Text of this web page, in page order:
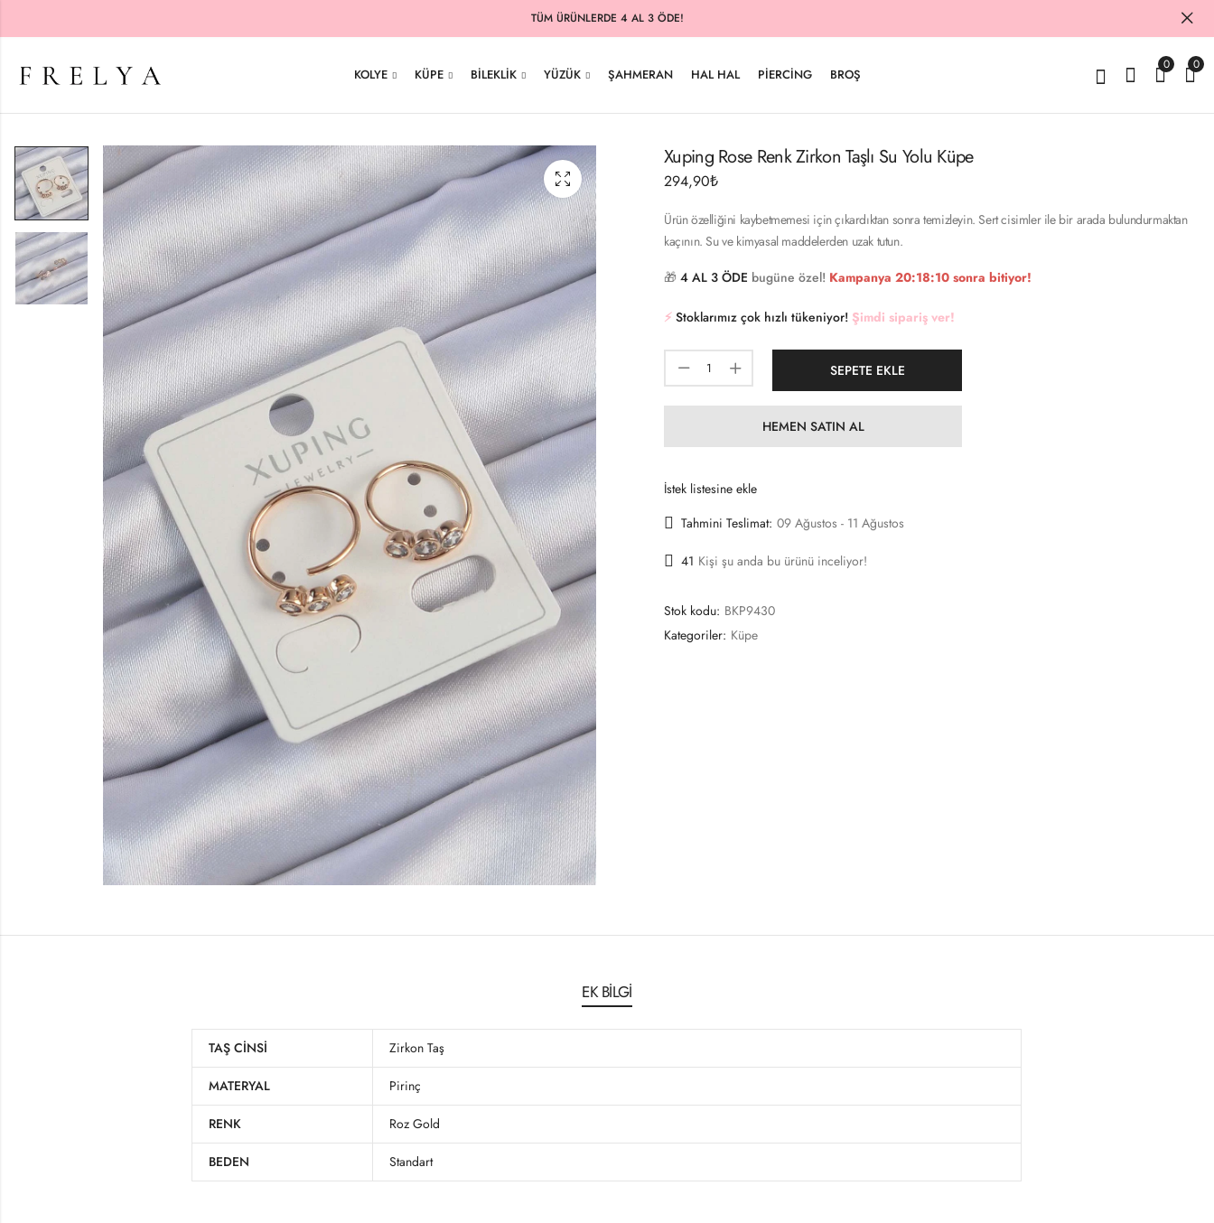
TÜM ÜRÜNLERDE 4 AL 3 ÖDE!
KOLYE KÜPE BILEKLIK YÜZÜK ŞAHMERAN HAL HAL PIERCING BROŞ
0 0
Xuping Rose Renk Zirkon Taşlı Su Yolu Küpe
294,90₺
Ürün özelliğini kaybetmemesi için çıkardıktan sonra temizleyin. Sert cisimler ile bir arada bulundurmaktan
kaçının. Su ve kimyasal maddelerden uzak tutun.
🎁 4 AL 3 ÖDE bugüne özel! Kampanya 20:18:09 sonra bitiyor!
⚡️ Stoklarımız çok hızlı tükeniyor! Şimdi sipariş ver!
SEPETE EKLE
HEMEN SATIN AL
İstek listesine ekle
Tahmini Teslimat: 09 Ağustos - 11 Ağustos
41 Kişi şu anda bu ürünü inceliyor!
Stok kodu: BKP9430
Kategoriler: Küpe
EK BILGI
TAŞ CINSI Zirkon Taş
MATERYAL Pirinç
RENK Roz Gold
BEDEN Standart